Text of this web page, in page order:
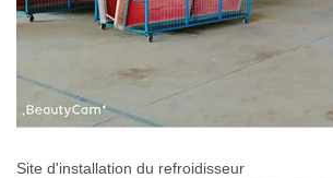
Site d'installation du refroidisseur